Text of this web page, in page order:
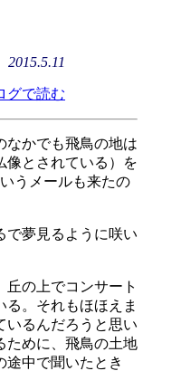
2015.5.11
グで読む
なかでも飛鳥の地は
像とされている）を
うメールも来たの
で夢見るように咲い
の上でコンサート
。それもほほえま
いるんだろうと思い
ために、飛鳥の土地
中で聞いたとき